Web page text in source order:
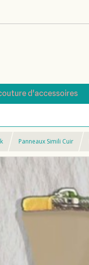
d'accessoires
Panneaux Simili Cuir